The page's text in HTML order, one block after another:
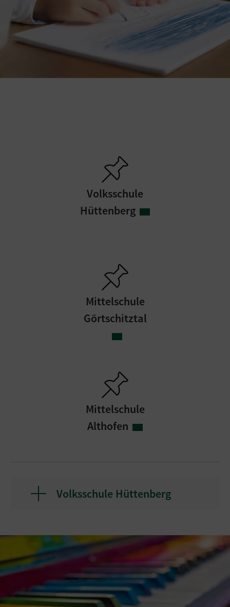
Volksschule
Hüttenberg
Mittelschule
Görtschitztal
Mittelschule
Althofen
Volksschule Hüttenberg